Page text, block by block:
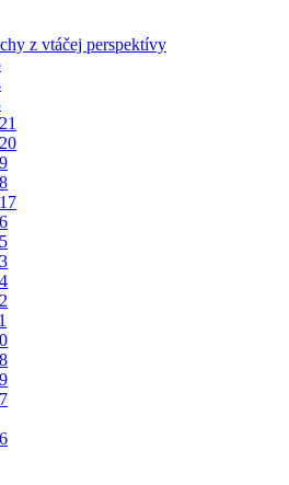
z vtáčej perspektívy